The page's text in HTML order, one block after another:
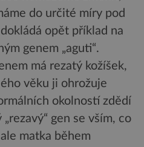
do určité míry pod
opět příklad na
genem „aguti“.
má rezatý kožíšek,
věku ji ohrožuje
okolností zdědí
gen se vším, co
matka během